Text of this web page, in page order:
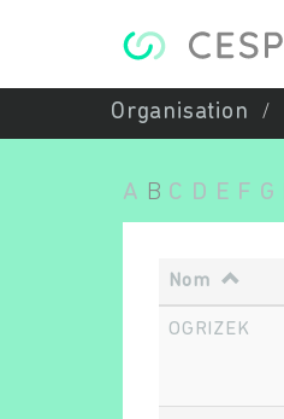
Organisation
A B C D E F G
Nom
OGRIZEK